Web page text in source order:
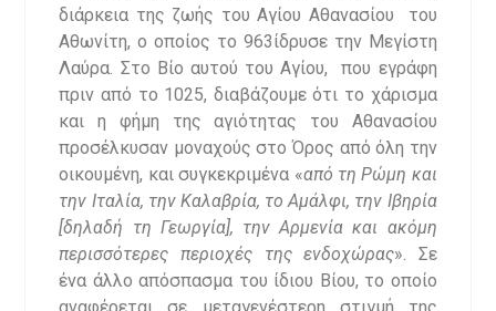
διάρκεια της ζωής του Αγίου Αθανασίου του
Αθωνίτη, ο οποίος το 963ίδρυσε την Μεγίστη
Λαύρα. Στο Βίο αυτού του Αγίου, που εγράφη
πριν από το 1025, διαβάζουμε ότι το χάρισμα
και η φήμη της αγιότητας του Αθανασίου
προσέλκυσαν μοναχούς στο Όρος από όλη την
οικουμένη, και συγκεκριμένα «από τη Ρώμη και
την Ιταλία, την Καλαβρία, το Αμάλφι, την Ιβηρία
[δηλαδή τη Γεωργία], την Αρμενία και ακόμη
περισσότερες περιοχές της ενδοχώρας». Σε
ένα άλλο απόσπασμα του ίδιου Βίου, το οποίο